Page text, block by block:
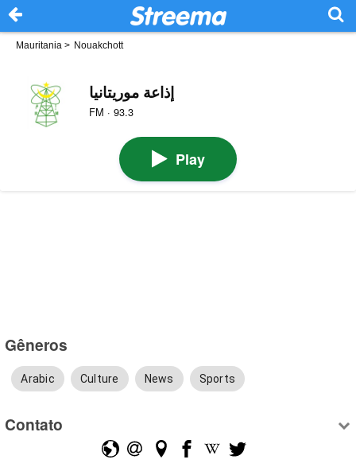
Mauritania > Nouakchott
إذاعة موريتانيا
FM · 93.3
Play
Gêneros
Arabic Culture News Sports
Contato